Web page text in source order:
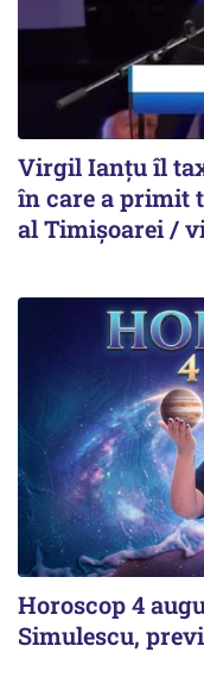
Virgil Ianțu îl
în care a primit
al Timișoarei /
Horoscop 4
Simulescu,